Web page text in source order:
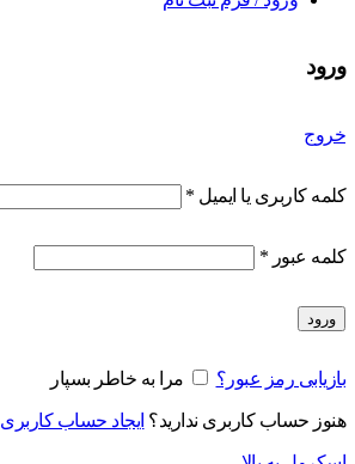
ورود
خروج
کلمه کاربری یا ایمیل *
کلمه عبور *
ورود
بازیابی رمز عبور؟ مرا به خاطر بسپار
هنوز حساب کاربری ندارید؟ ایجاد حساب کاربری